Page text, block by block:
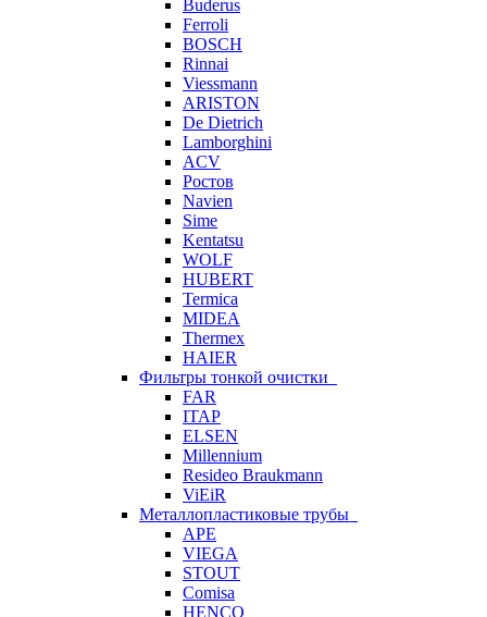
Buderus
Ferroli
BOSCH
Rinnai
Viessmann
ARISTON
De Dietrich
Lamborghini
ACV
Ростов
Navien
Sime
Kentatsu
WOLF
HUBERT
Termica
MIDEA
Thermex
HAIER
Фильтры тонкой очистки
FAR
ITAP
ELSEN
Millennium
Resideo Braukmann
ViEiR
Металлопластиковые трубы
APE
VIEGA
STOUT
Comisa
HENCO